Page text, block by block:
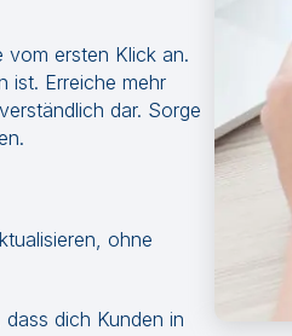
vom ersten Klick an.
ist. Erreiche mehr
dar. Sorge
ohne
dich Kunden in